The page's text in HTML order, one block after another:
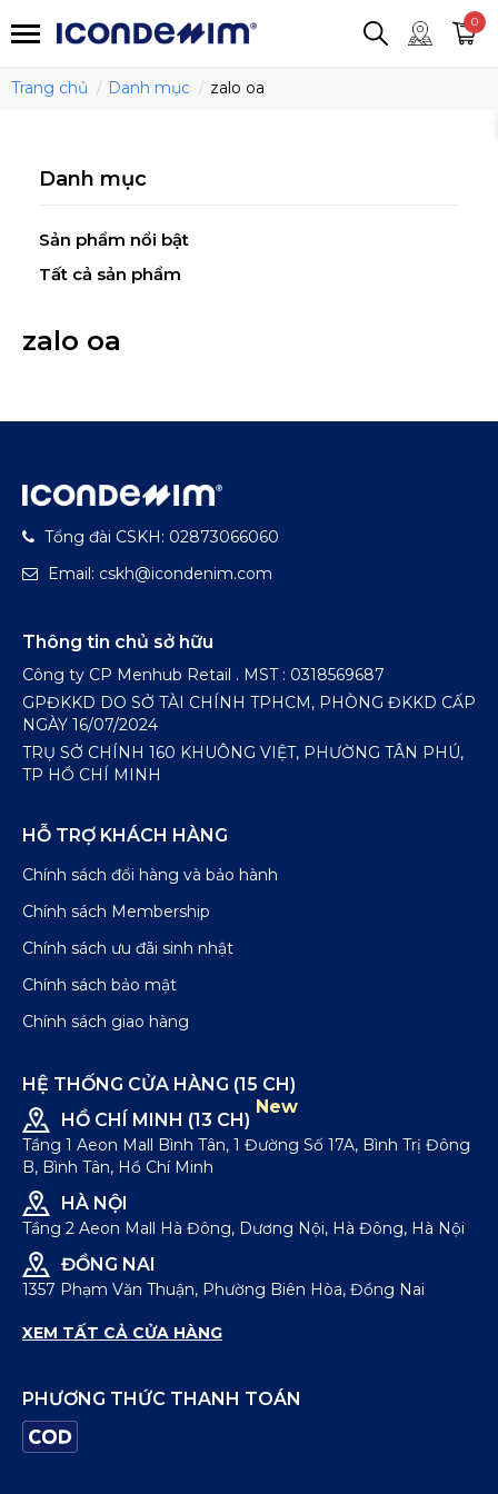
0
Trang chủ Danh mục zalo oa
Danh mục
Sản phẩm nổi bật
Tất cả sản phẩm
zalo oa
Tổng đài CSKH: 02873066060
Email: cskh@icondenim.com
Thông tin chủ sở hữu
Công ty CP Menhub Retail . MST : 0318569687
GPĐKKD DO SỞ TÀI CHÍNH TPHCM, PHÒNG ĐKKD CẤP
NGÀY 16/07/2024
TRỤ SỞ CHÍNH 160 KHUÔNG VIỆT, PHƯỜNG TÂN PHÚ,
TP HỒ CHÍ MINH
HỖ TRỢ KHÁCH HÀNG
Chính sách đổi hàng và bảo hành
Chính sách Membership
Chính sách ưu đãi sinh nhật
Chính sách bảo mật
Chính sách giao hàng
HỆ THỐNG CỬA HÀNG (15 CH)
HỒ CHÍ MINH (13 CH)
New
Tầng 1 Aeon Mall Bình Tân, 1 Đường Số 17A, Bình Trị Đông
B, Bình Tân, Hồ Chí Minh
HÀ NỘI
Tầng 2 Aeon Mall Hà Đông, Dương Nội, Hà Đông, Hà Nội
ĐỒNG NAI
1357 Phạm Văn Thuận, Phường Biên Hòa, Đồng Nai
XEM TẤT CẢ CỬA HÀNG
PHƯƠNG THỨC THANH TOÁN